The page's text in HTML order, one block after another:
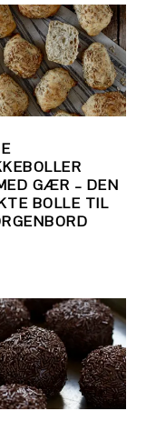
GÆR – DEN
BOLLE TIL